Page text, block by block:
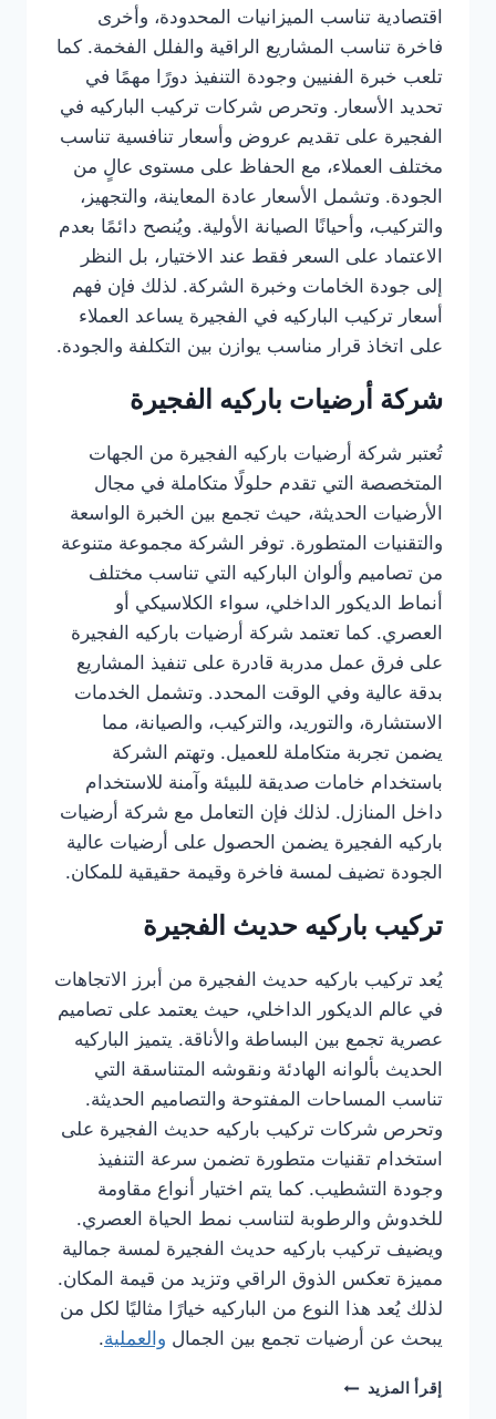
اقتصادية تناسب الميزانيات المحدودة، وأخرى
فاخرة تناسب المشاريع الراقية والفلل الفخمة. كما
تلعب خبرة الفنيين وجودة التنفيذ دورًا مهمًا في
تحديد الأسعار. وتحرص شركات تركيب الباركيه في
الفجيرة على تقديم عروض وأسعار تنافسية تناسب
مختلف العملاء، مع الحفاظ على مستوى عالٍ من
الجودة. وتشمل الأسعار عادة المعاينة، والتجهيز،
والتركيب، وأحيانًا الصيانة الأولية. ويُنصح دائمًا بعدم
الاعتماد على السعر فقط عند الاختيار، بل النظر
إلى جودة الخامات وخبرة الشركة. لذلك فإن فهم
أسعار تركيب الباركيه في الفجيرة يساعد العملاء
على اتخاذ قرار مناسب يوازن بين التكلفة والجودة.
شركة أرضيات باركيه الفجيرة
تُعتبر شركة أرضيات باركيه الفجيرة من الجهات
المتخصصة التي تقدم حلولًا متكاملة في مجال
الأرضيات الحديثة، حيث تجمع بين الخبرة الواسعة
والتقنيات المتطورة. توفر الشركة مجموعة متنوعة
من تصاميم وألوان الباركيه التي تناسب مختلف
أنماط الديكور الداخلي، سواء الكلاسيكي أو
العصري. كما تعتمد شركة أرضيات باركيه الفجيرة
على فرق عمل مدربة قادرة على تنفيذ المشاريع
بدقة عالية وفي الوقت المحدد. وتشمل الخدمات
الاستشارة، والتوريد، والتركيب، والصيانة، مما
يضمن تجربة متكاملة للعميل. وتهتم الشركة
باستخدام خامات صديقة للبيئة وآمنة للاستخدام
داخل المنازل. لذلك فإن التعامل مع شركة أرضيات
باركيه الفجيرة يضمن الحصول على أرضيات عالية
الجودة تضيف لمسة فاخرة وقيمة حقيقية للمكان.
تركيب باركيه حديث الفجيرة
يُعد تركيب باركيه حديث الفجيرة من أبرز الاتجاهات
في عالم الديكور الداخلي، حيث يعتمد على تصاميم
عصرية تجمع بين البساطة والأناقة. يتميز الباركيه
الحديث بألوانه الهادئة ونقوشه المتناسقة التي
تناسب المساحات المفتوحة والتصاميم الحديثة.
وتحرص شركات تركيب باركيه حديث الفجيرة على
استخدام تقنيات متطورة تضمن سرعة التنفيذ
وجودة التشطيب. كما يتم اختيار أنواع مقاومة
للخدوش والرطوبة لتناسب نمط الحياة العصري.
ويضيف تركيب باركيه حديث الفجيرة لمسة جمالية
مميزة تعكس الذوق الراقي وتزيد من قيمة المكان.
لذلك يُعد هذا النوع من الباركيه خيارًا مثاليًا لكل من
يبحث عن أرضيات تجمع بين الجمال والعملية.
إقرأ المزيد شركة